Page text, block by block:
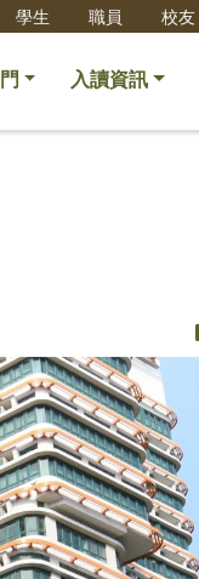
學生 職員 校友
入讀資訊